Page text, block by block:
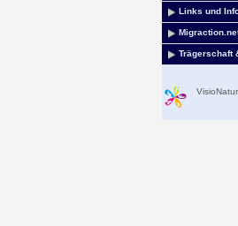
Links und
Trägerschaft